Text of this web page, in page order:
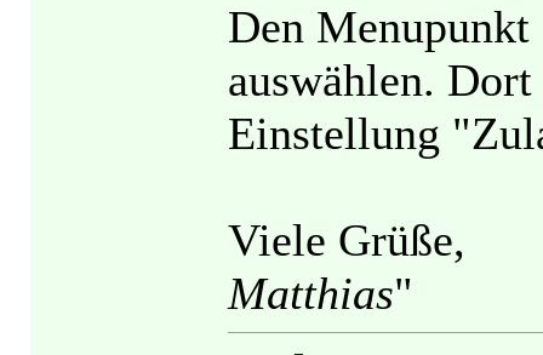
Den
auswählen.
Einstellung
Viele Grüße,
Matthias"